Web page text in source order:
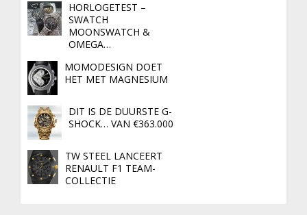
HORLOGETEST –
SWATCH
MOONSWATCH &
OMEGA…
MOMODESIGN DOET
HET MET MAGNESIUM
DIT IS DE DUURSTE G-
SHOCK… VAN €363.000
TW STEEL LANCEERT
RENAULT F1 TEAM-
COLLECTIE